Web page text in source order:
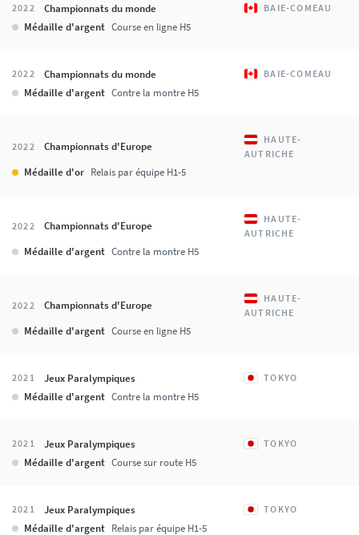
2022 Championnats du monde BAIE-COMEAU
Médaille d'argent Course en ligne H5
2022 Championnats du monde BAIE-COMEAU
Médaille d'argent Contre la montre H5
2022 Championnats d'Europe
HAUTE-
AUTRICHE
Médaille d'or Relais par équipe H1-5
2022 Championnats d'Europe
HAUTE-
AUTRICHE
Médaille d'argent Contre la montre H5
2022 Championnats d'Europe
HAUTE-
AUTRICHE
Médaille d'argent Course en ligne H5
2021 Jeux Paralympiques TOKYO
Médaille d'argent Contre la montre H5
2021 Jeux Paralympiques TOKYO
Médaille d'argent Course sur route H5
2021 Jeux Paralympiques TOKYO
Médaille d'argent Relais par équipe H1-5